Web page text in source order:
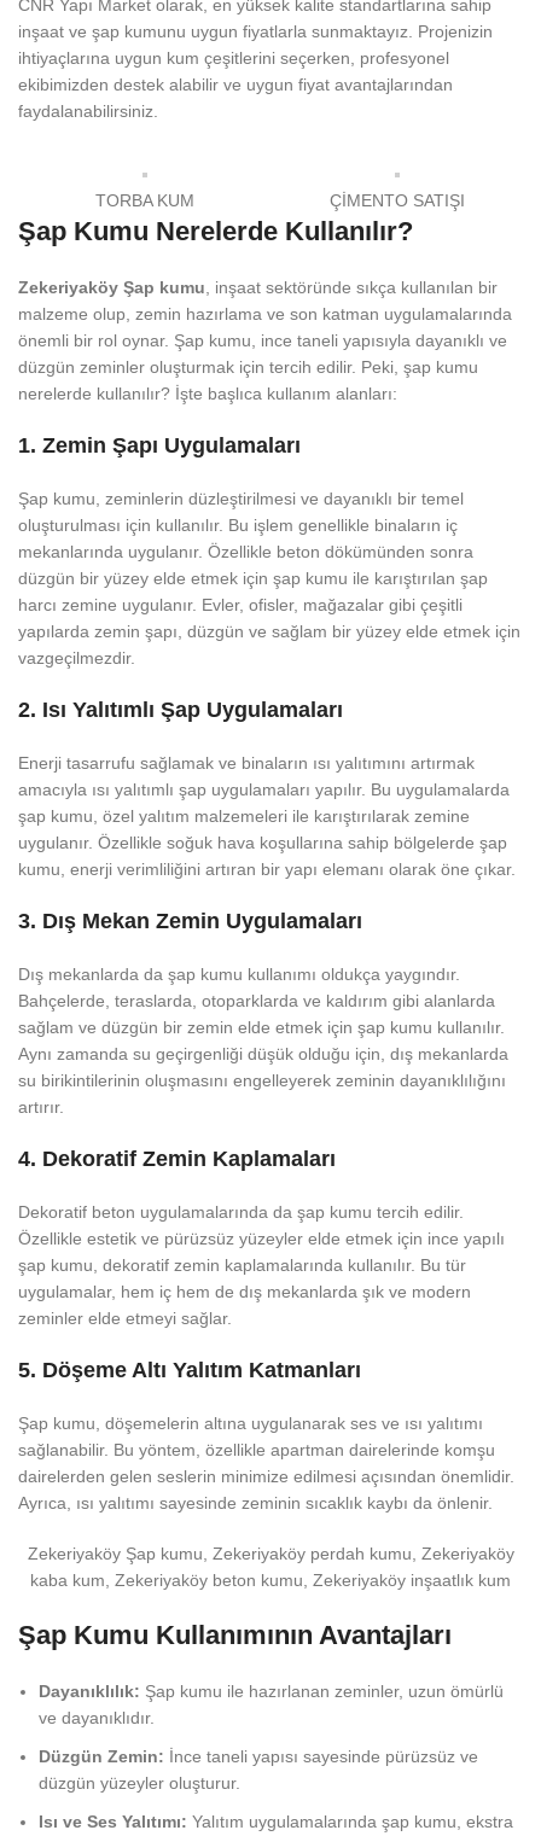
CNR Yapı Market olarak, en yüksek kalite standartlarına sahip
inşaat ve şap kumunu uygun fiyatlarla sunmaktayız. Projenizin
ihtiyaçlarına uygun kum çeşitlerini seçerken, profesyonel
ekibimizden destek alabilir ve uygun fiyat avantajlarından
faydalanabilirsiniz.
TORBA KUM ÇİMENTO SATIŞI
Şap Kumu Nerelerde Kullanılır?
Zekeriyaköy Şap kumu , inşaat sektöründe sıkça kullanılan bir
malzeme olup, zemin hazırlama ve son katman uygulamalarında
önemli bir rol oynar. Şap kumu, ince taneli yapısıyla dayanıklı ve
düzgün zeminler oluşturmak için tercih edilir. Peki, şap kumu
nerelerde kullanılır? İşte başlıca kullanım alanları:
1. Zemin Şapı Uygulamaları
Şap kumu, zeminlerin düzleştirilmesi ve dayanıklı bir temel
oluşturulması için kullanılır. Bu işlem genellikle binaların iç
mekanlarında uygulanır. Özellikle beton dökümünden sonra
düzgün bir yüzey elde etmek için şap kumu ile karıştırılan şap
harcı zemine uygulanır. Evler, ofisler, mağazalar gibi çeşitli
yapılarda zemin şapı, düzgün ve sağlam bir yüzey elde etmek için
vazgeçilmezdir.
2. Isı Yalıtımlı Şap Uygulamaları
Enerji tasarrufu sağlamak ve binaların ısı yalıtımını artırmak
amacıyla ısı yalıtımlı şap uygulamaları yapılır. Bu uygulamalarda
şap kumu, özel yalıtım malzemeleri ile karıştırılarak zemine
uygulanır. Özellikle soğuk hava koşullarına sahip bölgelerde şap
kumu, enerji verimliliğini artıran bir yapı elemanı olarak öne çıkar.
3. Dış Mekan Zemin Uygulamaları
Dış mekanlarda da şap kumu kullanımı oldukça yaygındır.
Bahçelerde, teraslarda, otoparklarda ve kaldırım gibi alanlarda
sağlam ve düzgün bir zemin elde etmek için şap kumu kullanılır.
Aynı zamanda su geçirgenliği düşük olduğu için, dış mekanlarda
su birikintilerinin oluşmasını engelleyerek zeminin dayanıklılığını
artırır.
4. Dekoratif Zemin Kaplamaları
Dekoratif beton uygulamalarında da şap kumu tercih edilir.
Özellikle estetik ve pürüzsüz yüzeyler elde etmek için ince yapılı
şap kumu, dekoratif zemin kaplamalarında kullanılır. Bu tür
uygulamalar, hem iç hem de dış mekanlarda şık ve modern
zeminler elde etmeyi sağlar.
5. Döşeme Altı Yalıtım Katmanları
Şap kumu, döşemelerin altına uygulanarak ses ve ısı yalıtımı
sağlanabilir. Bu yöntem, özellikle apartman dairelerinde komşu
dairelerden gelen seslerin minimize edilmesi açısından önemlidir.
Ayrıca, ısı yalıtımı sayesinde zeminin sıcaklık kaybı da önlenir.
Zekeriyaköy Şap kumu, Zekeriyaköy perdah kumu, Zekeriyaköy
kaba kum, Zekeriyaköy beton kumu, Zekeriyaköy inşaatlık kum
Şap Kumu Kullanımının Avantajları
Dayanıklılık: Şap kumu ile hazırlanan zeminler, uzun ömürlü
ve dayanıklıdır.
Düzgün Zemin: İnce taneli yapısı sayesinde pürüzsüz ve
düzgün yüzeyler oluşturur.
Isı ve Ses Yalıtımı: Yalıtım uygulamalarında şap kumu, ekstra